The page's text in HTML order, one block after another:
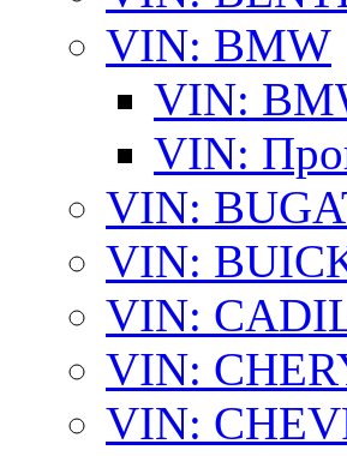
VIN: BMW
VIN:
VIN:
VIN:
VIN:
VIN:
VIN:
VIN: